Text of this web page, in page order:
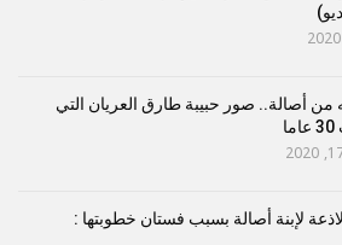
من أصالة.. صور حبيبة طارق العريان التي
لاذعة لإبنة أصالة بسبب فستان خطوبتها :